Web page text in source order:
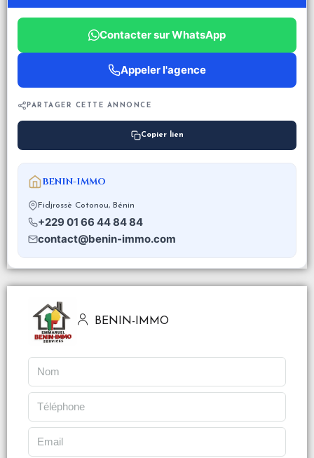
Contacter sur WhatsApp
Appeler l'agence
PARTAGER CETTE ANNONCE
Copier lien
BENIN-IMMO
Fidjrossè Cotonou, Bénin
+229 01 66 44 84 84
contact@benin-immo.com
BENIN-IMMO